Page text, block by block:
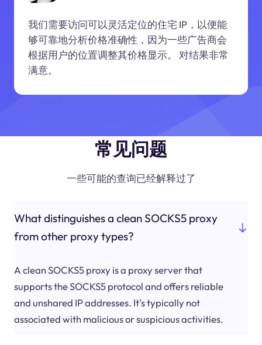
我们需要访问可以灵活定位的住宅 IP，以便能
够可靠地分析价格准确性，因为一些广告商会
根据用户的位置调整其价格显示。 对结果非常
满意。
常见问题
一些可能的查询已经解释过了
What distinguishes a clean SOCKS5 proxy
from other proxy types?
A clean SOCKS5 proxy is a proxy server that
supports the SOCKS5 protocol and offers reliable
and unshared IP addresses. It's typically not
associated with malicious or suspicious activities.